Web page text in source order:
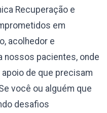
Recuperação e
em
acolhedor e
nossos pacientes, onde
de que precisam
você ou alguém que
desafios